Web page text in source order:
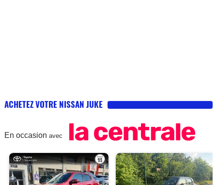
ACHETEZ VOTRE NISSAN JUKE
En occasion avec